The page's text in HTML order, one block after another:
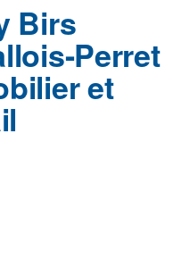
Birs
Perret
et